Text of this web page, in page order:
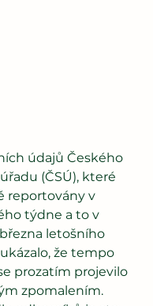
údajů Českého
(ČSÚ), které
reportovány v
týdne a to v
letošního
že tempo
prozatím projevilo
zpomalením.